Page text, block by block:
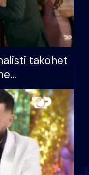
takohet
ndonjë letër